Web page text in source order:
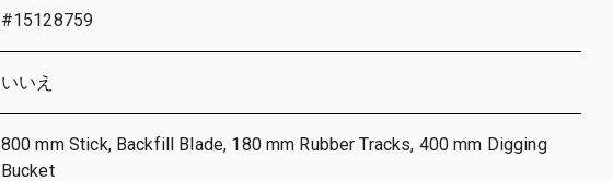
#15128759
いいえ
800 mm Stick, Backfill Blade, 180 mm Rubber Tracks, 400 mm Digging
Bucket